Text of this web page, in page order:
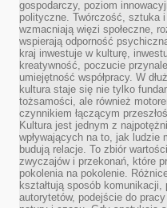
gospodarczy, poziom
polityczne. Twórczość, sztuka
wzmacniają więzi społeczne,
wspierają odporność
kraj inwestuje w kulturę,
kreatywność, poczucie
umiejętność współpracy. W
kultura staje się nie tylko
tożsamości, ale również
czynnikiem łączącym
Kultura jest jednym z
wpływających na to, jak ludzie
budują relacje. To zbiór
zwyczajów i przekonań, które
pokolenia na pokolenie.
kształtują sposób komunikacji,
autorytetów, podejście do